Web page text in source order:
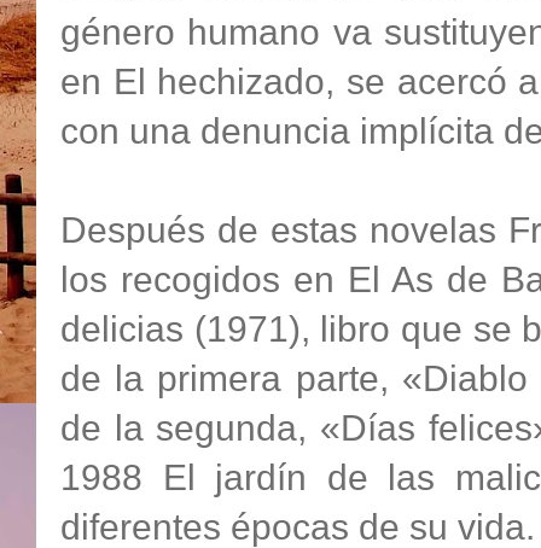
género humano va
en El hechizado, se acercó
con una denuncia implícita
Después de estas novelas
los recogidos en El As de
delicias (1971), libro que se
de la primera parte,
de la segunda, «Días
1988 El jardín de las
diferentes épocas de su vida.